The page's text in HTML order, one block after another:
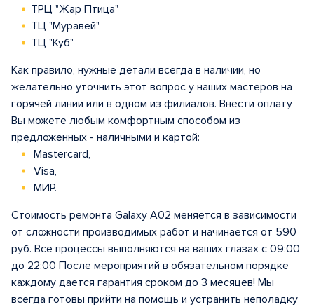
ТРЦ "Жар Птица"
ТЦ "Муравей"
ТЦ "Куб"
Как правило, нужные детали всегда в наличии, но
желательно уточнить этот вопрос у наших мастеров на
горячей линии или в одном из филиалов. Внести оплату
Вы можете любым комфортным способом из
предложенных - наличными и картой:
Mastercard,
Visa,
МИР.
Стоимость ремонта Galaxy A02 меняется в зависимости
от сложности производимых работ и начинается от 590
руб. Все процессы выполняются на ваших глазах с 09:00
до 22:00 После мероприятий в обязательном порядке
каждому дается гарантия сроком до 3 месяцев! Мы
всегда готовы прийти на помощь и устранить неполадку